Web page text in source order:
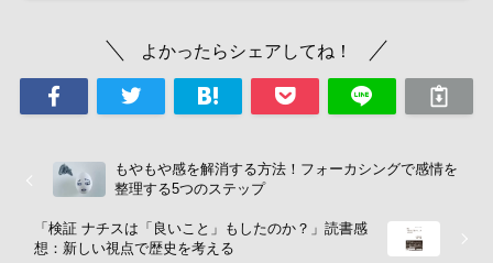
よかったらシェアしてね！
もやもや感を解消する方法！フォーカシングで感情を
整理する5つのステップ
「検証 ナチスは「良いこと」もしたのか？」読書感
想：新しい視点で歴史を考える